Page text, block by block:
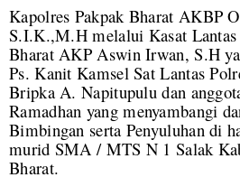
Kapolres Pakpak Bharat AKBP
S.I.K.,M.H melalui Kasat Lantas
Bharat AKP Aswin Irwan, S.H
Ps. Kanit Kamsel Sat Lantas
Bripka A. Napitupulu dan
Ramadhan yang menyambangi
Bimbingan serta Penyuluhan di
murid SMA / MTS N 1 Salak
Bharat.